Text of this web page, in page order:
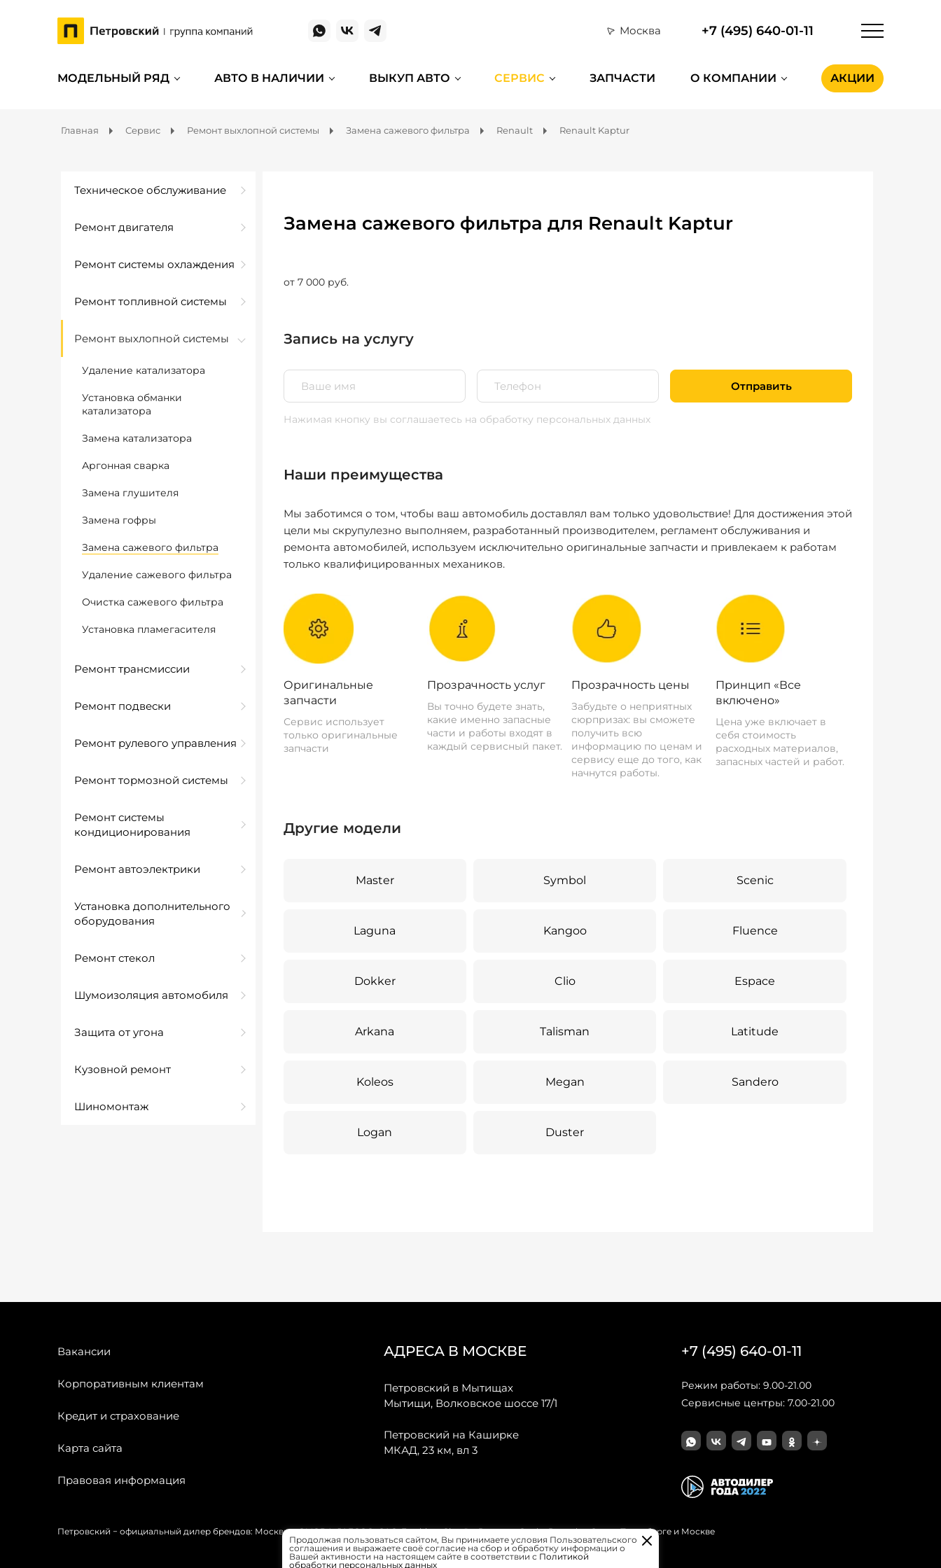
Москва +7 (495) 640-01-11
МОДЕЛЬНЫЙ РЯД АВТО В НАЛИЧИИ ВЫКУП АВТО СЕРВИС ЗАПЧАСТИ О КОМПАНИИ АКЦИИ
Главная Сервис Ремонт выхлопной системы Замена сажевого фильтра Renault Renault Kaptur
Техническое обслуживание
Ремонт двигателя
Ремонт системы охлаждения
Ремонт топливной системы
Ремонт выхлопной системы
Удаление катализатора
Установка обманки
катализатора
Замена катализатора
Аргонная сварка
Замена глушителя
Замена гофры
Замена сажевого фильтра
Удаление сажевого фильтра
Очистка сажевого фильтра
Установка пламегасителя
Ремонт трансмиссии
Ремонт подвески
Ремонт рулевого управления
Ремонт тормозной системы
Ремонт системы
кондиционирования
Ремонт автоэлектрики
Установка дополнительного
оборудования
Ремонт стекол
Шумоизоляция автомобиля
Защита от угона
Кузовной ремонт
Шиномонтаж
Замена сажевого фильтра для Renault Kaptur
от 7 000 руб.
Запись на услугу
Отправить
Нажимая кнопку вы соглашаетесь на обработку персональных данных
Наши преимущества
Мы заботимся о том, чтобы ваш автомобиль доставлял вам только удовольствие! Для достижения этой
цели мы скрупулезно выполняем, разработанный производителем, регламент обслуживания и
ремонта автомобилей, используем исключительно оригинальные запчасти и привлекаем к работам
только квалифицированных механиков.
Оригинальные
запчасти
Сервис использует
только оригинальные
запчасти
Прозрачность услуг
Вы точно будете знать,
какие именно запасные
части и работы входят в
каждый сервисный пакет.
Прозрачность цены
Забудьте о неприятных
сюрпризах: вы сможете
получить всю
информацию по ценам и
сервису еще до того, как
начнутся работы.
Принцип «Все
включено»
Цена уже включает в
себя стоимость
расходных материалов,
запасных частей и работ.
Другие модели
Master Symbol Scenic
Laguna Kangoo Fluence
Dokker Clio Espace
Arkana Talisman Latitude
Koleos Megan Sandero
Logan Duster
Вакансии
Корпоративным клиентам
Кредит и страхование
Карта сайта
Правовая информация
АДРЕСА В МОСКВЕ
Петровский в Мытищах
Мытищи, Волковское шоссе 17/1
Петровский на Каширке
МКАД, 23 км, вл 3
+7 (495) 640-01-11
Режим работы: 9.00-21.00
Сервисные центры: 7.00-21.00
Петровский − официальный дилер брендов: Москвич, OMODA, JAECOO, GAC, Forthing, Citroёn, Peugeot, Opel и Renault в Санкт-Петербурге и Москве
Продолжая пользоваться сайтом, Вы принимаете условия Пользовательского
соглашения и выражаете своё согласие на сбор и обработку информации о
Вашей активности на настоящем сайте в соответствии с Политикой
обработки персональных данных